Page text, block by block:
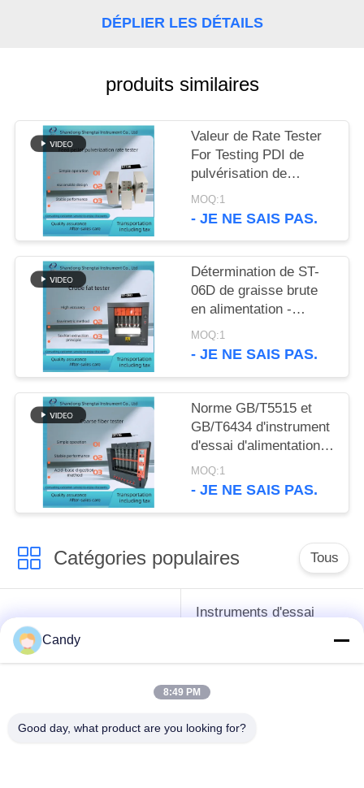
PRIVACY
POLICY
DÉPLIER LES DÉTAILS
produits similaires
Valeur de Rate Tester
For Testing PDI de
pulvérisation de
particules du granule
ST136 d'alimentation
MOQ:1
- JE NE SAIS PAS.
Détermination de ST-
06D de graisse brute
en alimentation -
plaque de chauffage
électrique avec la
MOQ:1
- JE NE SAIS PAS.
Norme GB/T5515 et
GB/T6434 d'instrument
d'essai d'alimentation
d'appareil de contrôle
de fibres brutes
MOQ:1
- JE NE SAIS PAS.
Catégories populaires Tous
instruments de essai
de pétrole
Instruments d'essai
graisse
Équipement d'essai
d'huile de
Candy
8:49 PM
Good day, what product are you looking for?